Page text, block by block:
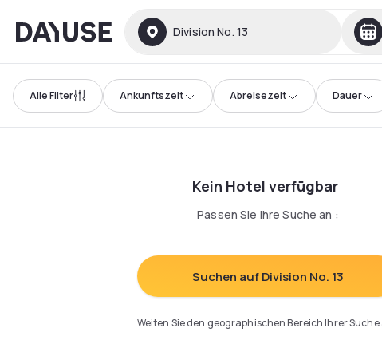
Dayuse Division No. 13
Alle Filter Ankunftszeit Abreisezeit Dauer
Kein Hotel verfügbar
Passen Sie Ihre Suche an :
Suchen auf Division No. 13
Weiten Sie den geographischen Bereich Ihrer Suche